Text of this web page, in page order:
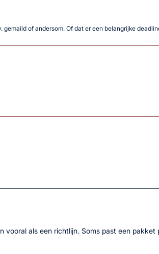
of andersom. Of dat er een belangrijke
als een richtlijn. Soms past een